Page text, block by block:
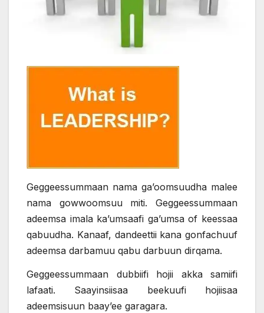
Geggeessummaan nama ga’oomsuudha malee
nama gowwoomsuu miti. Geggeessummaan
adeemsa imala ka’umsaafi ga’umsa of keessaa
qabuudha. Kanaaf, dandeettii kana gonfachuuf
adeemsa darbamuu qabu darbuun dirqama.
Geggeessummaan dubbiifi hojii akka samiifi
lafaati. Saayinsiisaa beekuufi hojiisaa
adeemsisuun baay’ee garagara.